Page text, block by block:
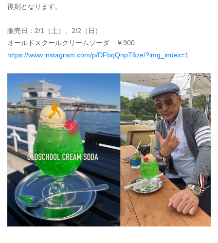
復刻となります。
販売日：2/1（土）、2/2（日）
オールドスクールクリームソーダ ￥900
https://www.instagram.com/p/DFbqQnpT6ze/?img_index=1